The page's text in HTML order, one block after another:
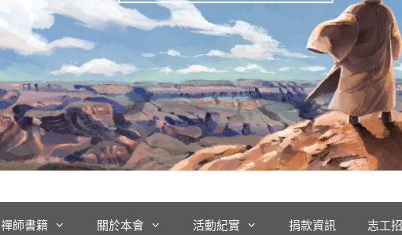
禪師書籍 關於本會 活動紀實 捐款資訊 志工